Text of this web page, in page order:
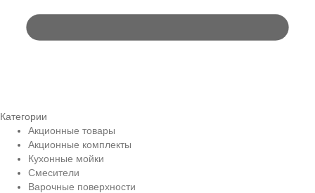
Категории
Акционные товары
Акционные комплекты
Кухонные мойки
Смесители
Варочные поверхности